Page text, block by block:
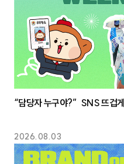
2026.08.03
“담당자 누구야?” SNS 뜨겁